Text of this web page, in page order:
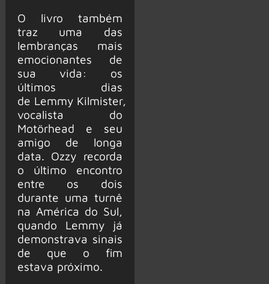
O livro também
traz uma das
lembranças mais
emocionantes de
sua vida: os
últimos dias
de Lemmy Kilmister,
vocalista do
Motörhead e seu
amigo de longa
data. Ozzy recorda
o último encontro
entre os dois
durante uma turnê
na América do Sul,
quando Lemmy já
demonstrava sinais
de que o fim
estava próximo.